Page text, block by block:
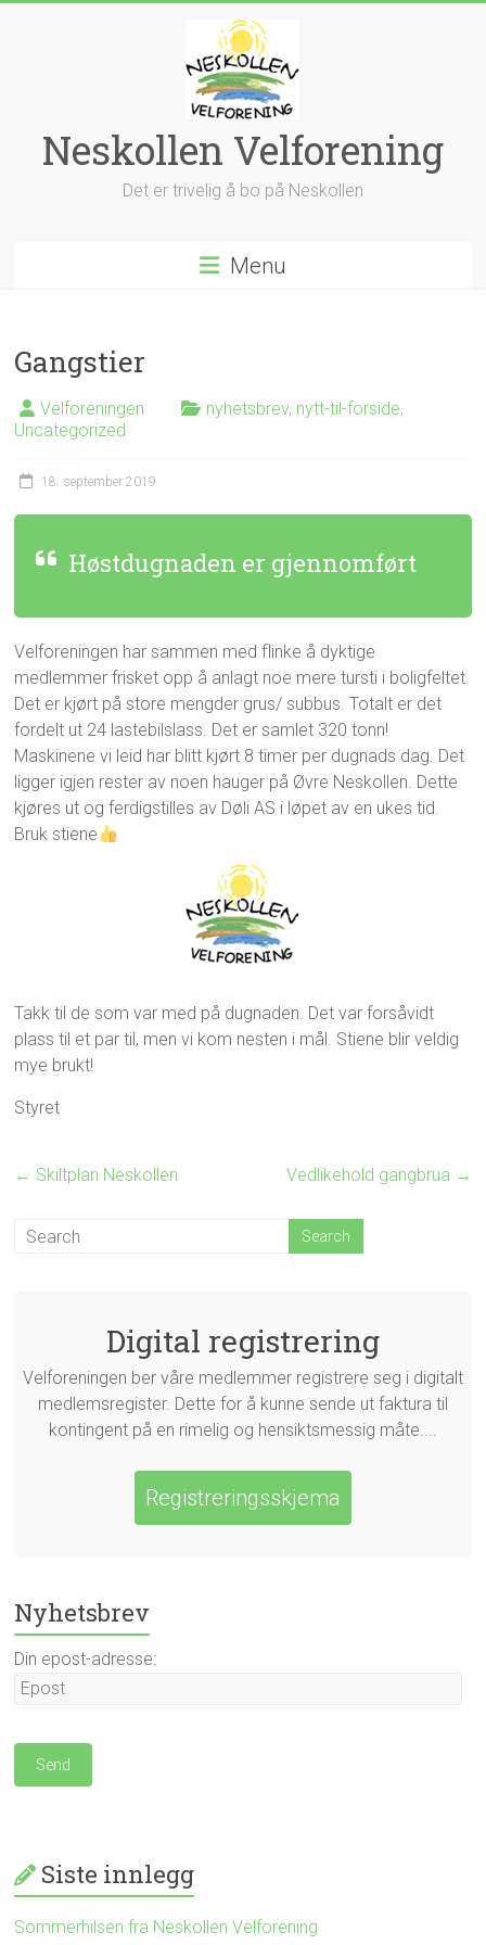
Neskollen Velforening
Det er trivelig å bo på Neskollen
Menu
Gangstier
Velforeningen nyhetsbrev, nytt-til-forside,
Uncategorized
18. september 2019
Høstdugnaden er gjennomført
Velforeningen har sammen med flinke å dyktige
medlemmer frisket opp å anlagt noe mere tursti i boligfeltet.
Det er kjørt på store mengder grus/ subbus. Totalt er det
fordelt ut 24 lastebilslass. Det er samlet 320 tonn!
Maskinene vi leid har blitt kjørt 8 timer per dugnads dag. Det
ligger igjen rester av noen hauger på Øvre Neskollen. Dette
kjøres ut og ferdigstilles av Døli AS i løpet av en ukes tid.
Bruk stiene
Takk til de som var med på dugnaden. Det var forsåvidt
plass til et par til, men vi kom nesten i mål. Stiene blir veldig
mye brukt!
Styret
← Skiltplan Neskollen Vedlikehold gangbrua →
Digital registrering
Velforeningen ber våre medlemmer registrere seg i digitalt
medlemsregister. Dette for å kunne sende ut faktura til
kontingent på en rimelig og hensiktsmessig måte....
Registreringsskjema
Nyhetsbrev
Din epost-adresse:
Siste innlegg
Sommerhilsen fra Neskollen Velforening